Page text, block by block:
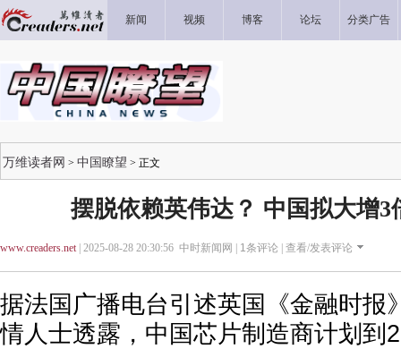
新闻 视频 博客 论坛 分类广告
万维读者网 > 中国瞭望 > 正文
摆脱依赖英伟达？ 中国拟大增
www.creaders.net| 2025-08-28 20:30:56 中时新闻网 | 1条评论 | 查看/发表评论
据法国广播电台引述英国《金融时报
情人士透露，中国芯片制造商计划到